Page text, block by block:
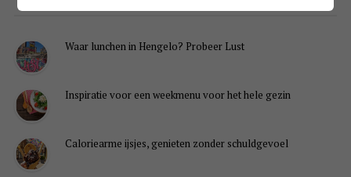
Waar lunchen in Hengelo? Probeer Lust
Inspiratie voor een weekmenu voor het hele gezin
Caloriearme ijsjes, genieten zonder schuldgevoel